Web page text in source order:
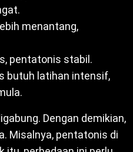
menantang,
pentatonis stabil.
butuh latihan intensif,
Dengan demikian,
Misalnya, pentatonis di